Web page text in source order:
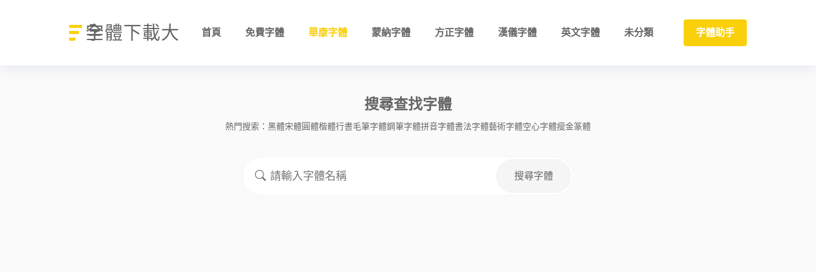
字體下載大全 首頁 免費字體 華康字體 蒙納字體 方正字體 漢儀字體 英文字體 未分類 字體助手
搜尋查找字體
熱門搜索： 黑體宋體圓體楷體行書毛筆字體鋼筆字體拼音字體書法字體藝術字體空心字體瘦金篆體